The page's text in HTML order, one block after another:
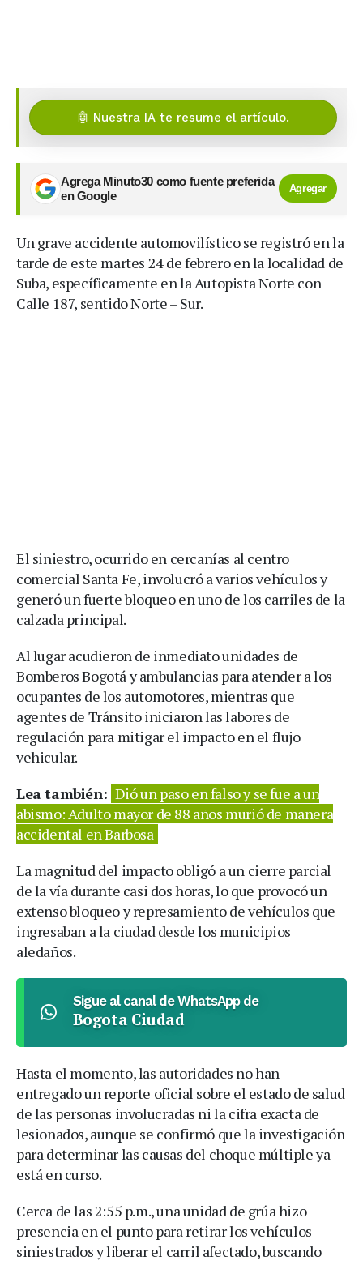
🤖 Nuestra IA te resume el artículo.
Agrega Minuto30 como fuente preferida
en Google
Agregar
Un grave accidente automovilístico se registró en la
tarde de este martes 24 de febrero en la localidad de
Suba, específicamente en la Autopista Norte con
Calle 187, sentido Norte – Sur.
El siniestro, ocurrido en cercanías al centro
comercial Santa Fe, involucró a varios vehículos y
generó un fuerte bloqueo en uno de los carriles de la
calzada principal.
Al lugar acudieron de inmediato unidades de
Bomberos Bogotá y ambulancias para atender a los
ocupantes de los automotores, mientras que
agentes de Tránsito iniciaron las labores de
regulación para mitigar el impacto en el flujo
vehicular.
Lea también: Dió un paso en falso y se fue a un
abismo: Adulto mayor de 88 años murió de manera
accidental en Barbosa
La magnitud del impacto obligó a un cierre parcial
de la vía durante casi dos horas, lo que provocó un
extenso bloqueo y represamiento de vehículos que
ingresaban a la ciudad desde los municipios
aledaños.
Sigue al canal de WhatsApp de
Bogota Ciudad
Hasta el momento, las autoridades no han
entregado un reporte oficial sobre el estado de salud
de las personas involucradas ni la cifra exacta de
lesionados, aunque se confirmó que la investigación
para determinar las causas del choque múltiple ya
está en curso.
Cerca de las 2:55 p.m., una unidad de grúa hizo
presencia en el punto para retirar los vehículos
siniestrados y liberar el carril afectado, buscando